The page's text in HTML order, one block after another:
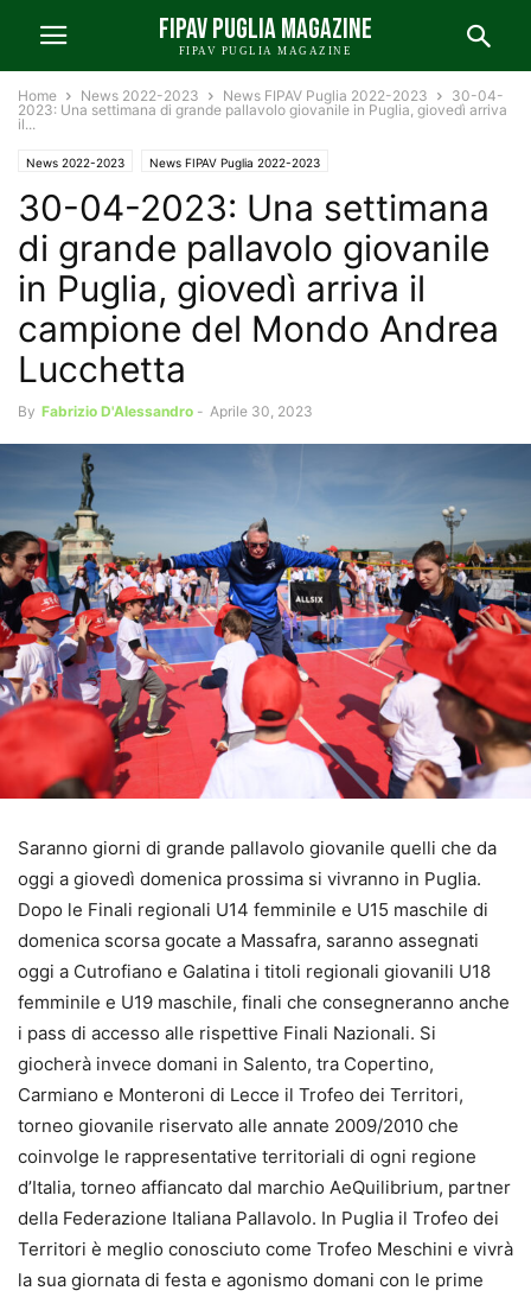
FIPAV PUGLIA MAGAZINE
FIPAV PUGLIA MAGAZINE
Home News 2022-2023 News FIPAV Puglia 2022-2023
30-04-
2023: Una settimana di grande pallavolo giovanile in Puglia, giovedì arriva
il...
News 2022-2023 News FIPAV Puglia 2022-2023
Volley Giovanile 2022-2023
30-04-2023: Una settimana
di grande pallavolo giovanile
in Puglia, giovedì arriva il
campione del Mondo Andrea
Lucchetta
By Fabrizio D'Alessandro - Aprile 30, 2023
Saranno giorni di grande pallavolo giovanile quelli che da
oggi a giovedì domenica prossima si vivranno in Puglia.
Dopo le Finali regionali U14 femminile e U15 maschile di
domenica scorsa gocate a Massafra, saranno assegnati
oggi a Cutrofiano e Galatina i titoli regionali giovanili U18
femminile e U19 maschile, finali che consegneranno anche
i pass di accesso alle rispettive Finali Nazionali. Si
giocherà invece domani in Salento, tra Copertino,
Carmiano e Monteroni di Lecce il Trofeo dei Territori,
torneo giovanile riservato alle annate 2009/2010 che
coinvolge le rappresentative territoriali di ogni regione
d’Italia, torneo affiancato dal marchio AeQuilibrium, partner
della Federazione Italiana Pallavolo. In Puglia il Trofeo dei
Territori è meglio conosciuto come Trofeo Meschini e vivrà
la sua giornata di festa e agonismo domani con le prime